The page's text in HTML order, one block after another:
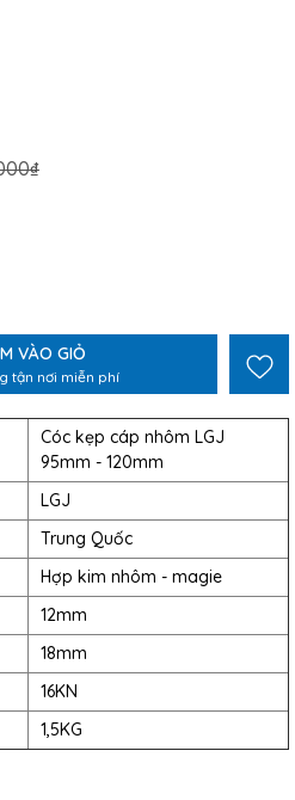
VÀO GIỎ
tận nơi miễn phí
Cóc kẹp cáp nhôm LGJ
95mm - 120mm
LGJ
Trung Quốc
Hợp kim nhôm - magie
12mm
18mm
16KN
1,5KG